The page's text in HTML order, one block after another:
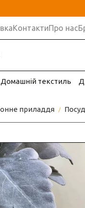
КонтактиПро нас
Домашній текстиль
приладдя Посуд